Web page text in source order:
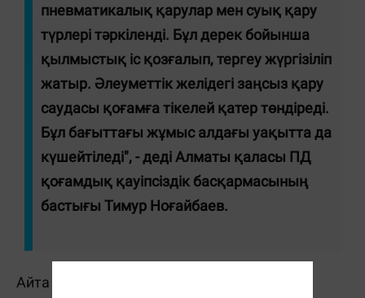
пневматикалық қарулар мен суық қару
түрлері тәркіленді. Бұл дерек бойынша
қылмыстық іс қозғалып, тергеу жүргізіліп
жатыр. Әлеуметтік желідегі заңсыз қару
саудасы қоғамға тікелей қатер төндіреді.
Бұл бағыттағы жұмыс алдағы уақытта да
күшейтіледі", - деді Алматы қаласы ПД
қоғамдық қауіпсіздік басқармасының
бастығы Тимур Ноғайбаев.
Айта кетейік, жыл басынан бері аудандық